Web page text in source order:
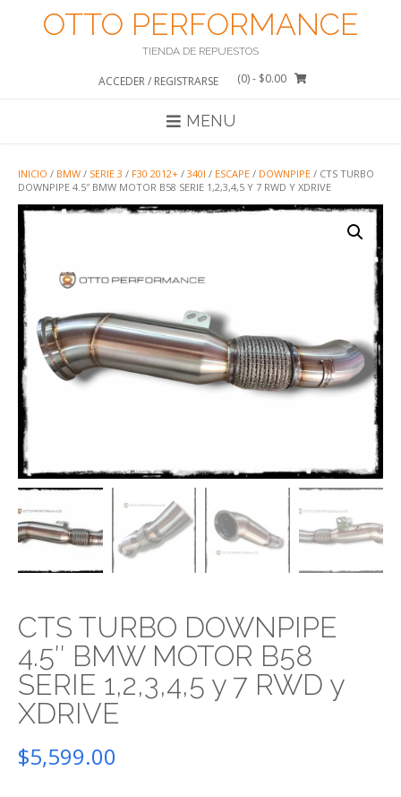
OTTO PERFORMANCE
TIENDA DE REPUESTOS
ACCEDER / REGISTRARSE (0)- $0.00
MENU
INICIO / BMW / SERIE 3 / F30 2012+ / 340I / ESCAPE / DOWNPIPE / CTS TURBO
DOWNPIPE 4.5″ BMW MOTOR B58 SERIE 1,2,3,4,5 Y 7 RWD Y XDRIVE
CTS TURBO DOWNPIPE
4.5″ BMW MOTOR B58
SERIE 1,2,3,4,5 y 7 RWD y
XDRIVE
$5,599.00